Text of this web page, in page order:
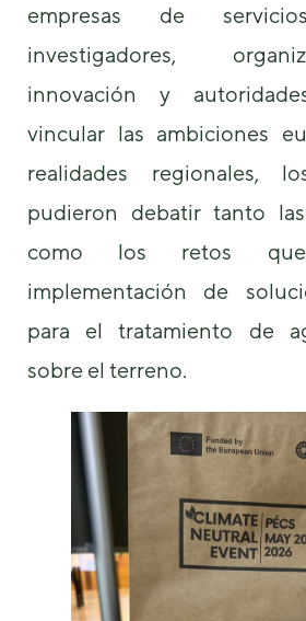
empresas de
investigadores,
innovación y
vincular las ambiciones
realidades regionales,
pudieron debatir tanto
como los retos
implementación de
para el tratamiento de
sobre el terreno.
de
ver